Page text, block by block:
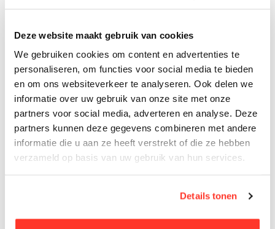
Deze website maakt gebruik van cookies
We gebruiken cookies om content en advertenties te
personaliseren, om functies voor social media te bieden
en om ons websiteverkeer te analyseren. Ook delen we
informatie over uw gebruik van onze site met onze
partners voor social media, adverteren en analyse. Deze
partners kunnen deze gegevens combineren met andere
informatie die u aan ze heeft verstrekt of die ze hebben
verzameld op basis van uw gebruik van hun services.
Details tonen
iSociety
iSociety is dé nieuwe digitale methode voor
zowel maatschappijleer als
burgerschapsvorming. Bij iSociety
bestuderen we maatschappelijke